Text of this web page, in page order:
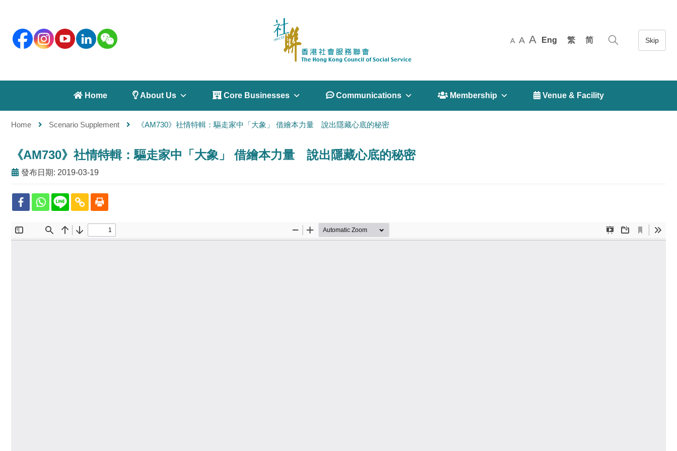
A A A Eng 繁 简
 Home  About Us  Core Businesses  Communications  Membership  Venue & Facility
Home Scenario Supplement 《AM730》社情特輯：驅走家中「大象」 借繪本力量 說出隱藏心底的秘密
《AM730》社情特輯：驅走家中「大象」 借繪本力量 說出隱藏心底的秘密
發布日期: 2019-03-19